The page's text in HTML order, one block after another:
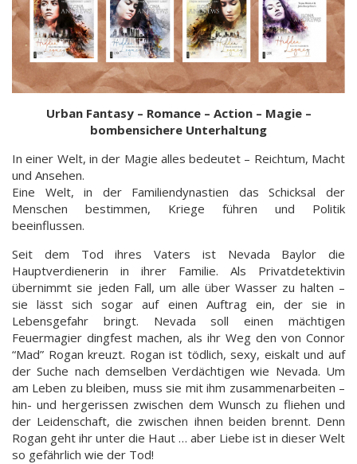
Urban Fantasy – Romance – Action – Magie –
bombensichere Unterhaltung
In einer Welt, in der Magie alles bedeutet – Reichtum, Macht
und Ansehen.
Eine Welt, in der Familiendynastien das Schicksal der
Menschen bestimmen, Kriege führen und Politik
beeinflussen.
Seit dem Tod ihres Vaters ist Nevada Baylor die
Hauptverdienerin in ihrer Familie. Als Privatdetektivin
übernimmt sie jeden Fall, um alle über Wasser zu halten –
sie lässt sich sogar auf einen Auftrag ein, der sie in
Lebensgefahr bringt. Nevada soll einen mächtigen
Feuermagier dingfest machen, als ihr Weg den von Connor
“Mad” Rogan kreuzt. Rogan ist tödlich, sexy, eiskalt und auf
der Suche nach demselben Verdächtigen wie Nevada. Um
am Leben zu bleiben, muss sie mit ihm zusammenarbeiten –
hin- und hergerissen zwischen dem Wunsch zu fliehen und
der Leidenschaft, die zwischen ihnen beiden brennt. Denn
Rogan geht ihr unter die Haut … aber Liebe ist in dieser Welt
so gefährlich wie der Tod!